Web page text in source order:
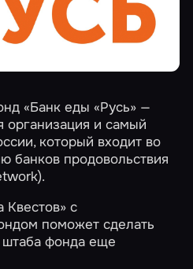
«Банк еды «Русь» —
организация и самый
который входит во
банков продовольствия
Квестов» с
поможет сделать
штаба фонда еще